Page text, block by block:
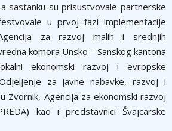
a sastanku su prisustvovale partnerske
u prvoj fazi implementacije
za razvoj malih i srednjih
komora Unsko – Sanskog kantona
ekonomski razvoj i evropske
za javne nabavke, razvoj i
Zvornik, Agencija za ekonomski razvoj
kao i predstavnici Švajcarske